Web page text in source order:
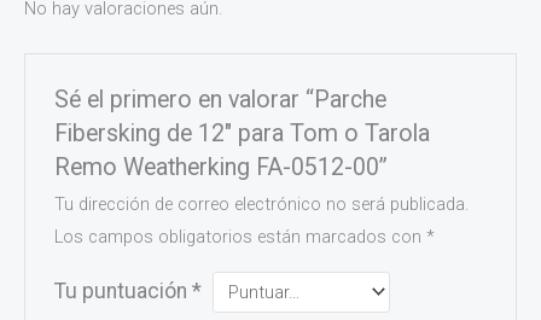
No hay valoraciones aún.
Sé el primero en valorar “Parche
Fibersking de 12″ para Tom o Tarola
Remo Weatherking FA-0512-00”
Tu dirección de correo electrónico no será publicada.
Los campos obligatorios están marcados con*
Tu puntuación*